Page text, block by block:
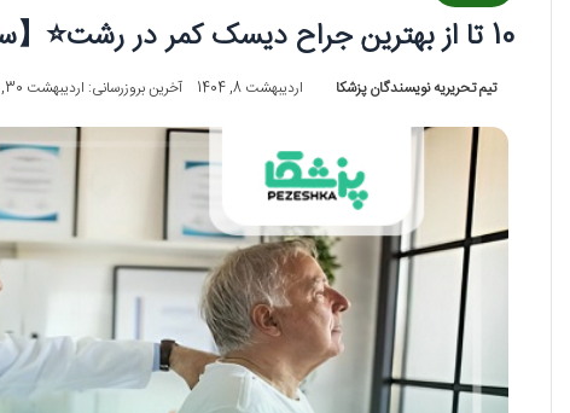
10 تا از بهترین جراح دیسک کمر در رشت⭐【سال1405】✅
تیم تحریریه نویسندگان پزشکا اردیبهشت 8, 1404 آخرین بروزرسانی: اردیبهشت 30, 1404